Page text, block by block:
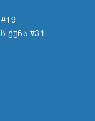
ქუჩა #31